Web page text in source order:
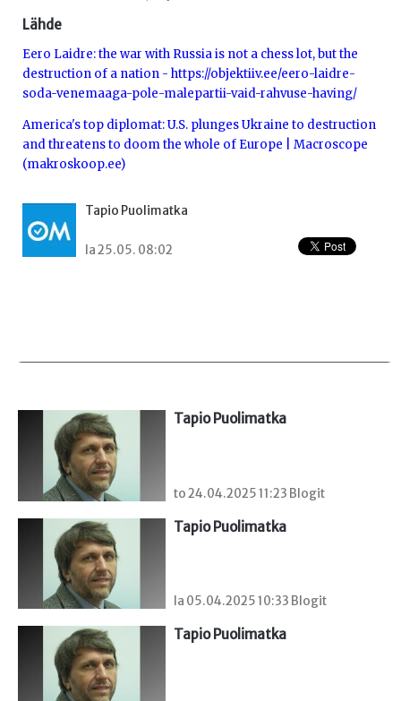
Lähde
Eero Laidre: the war with Russia is not a chess lot, but the
destruction of a nation - https://objektiiv.ee/eero-laidre-
soda-venemaaga-pole-malepartii-vaid-rahvuse-having/
America's top diplomat: U.S. plunges Ukraine to destruction
and threatens to doom the whole of Europe | Macroscope
(makroskoop.ee)
Tapio Puolimatka
la 25.05. 08:02
Tapio Puolimatka
to 24.04.2025 11:23 Blogit
Tapio Puolimatka
la 05.04.2025 10:33 Blogit
Tapio Puolimatka